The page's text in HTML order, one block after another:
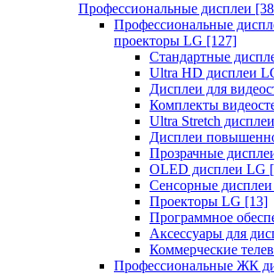
Профессиональные дисплеи
Профессиональные
проекторы LG [127]
Стандартные
Ultra HD дисплеи
Дисплеи для
Комплекты
Ultra Stretch
Дисплеи
Прозрачные
OLED дисплеи LG
Сенсорные
Проекторы LG [13]
Программное
Аксессуары для
Коммерческие
Профессиональные ЖК